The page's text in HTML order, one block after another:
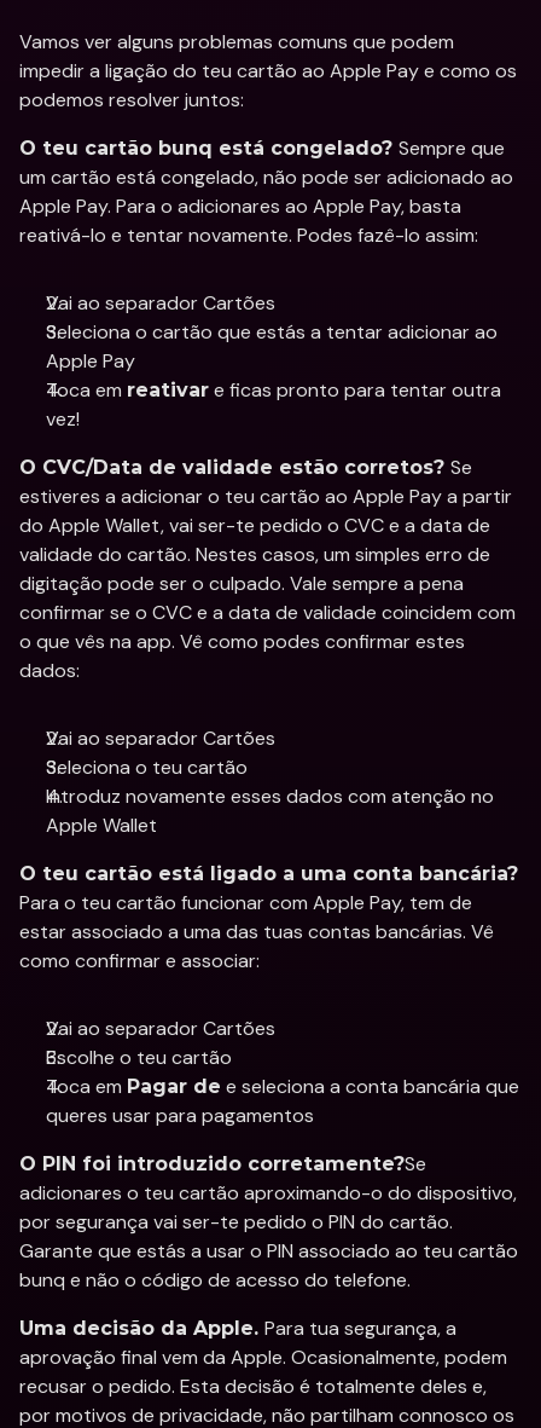
Vamos ver alguns problemas comuns que podem
impedir a ligação do teu cartão ao Apple Pay e como os
podemos resolver juntos:
O teu cartão bunq está congelado? Sempre que
um cartão está congelado, não pode ser adicionado ao
Apple Pay. Para o adicionares ao Apple Pay, basta
reativá-lo e tentar novamente. Podes fazê-lo assim:
Vai ao separador Cartões
Seleciona o cartão que estás a tentar adicionar ao
Apple Pay
Toca em reativar e ficas pronto para tentar outra
vez!
O CVC/Data de validade estão corretos? Se
estiveres a adicionar o teu cartão ao Apple Pay a partir
do Apple Wallet, vai ser-te pedido o CVC e a data de
validade do cartão. Nestes casos, um simples erro de
digitação pode ser o culpado. Vale sempre a pena
confirmar se o CVC e a data de validade coincidem com
o que vês na app. Vê como podes confirmar estes
dados:
Vai ao separador Cartões
Seleciona o teu cartão
Introduz novamente esses dados com atenção no
Apple Wallet
O teu cartão está ligado a uma conta bancária?
Para o teu cartão funcionar com Apple Pay, tem de
estar associado a uma das tuas contas bancárias. Vê
como confirmar e associar:
Vai ao separador Cartões
Escolhe o teu cartão
Toca em Pagar de e seleciona a conta bancária que
queres usar para pagamentos
O PIN foi introduzido corretamente?Se
adicionares o teu cartão aproximando-o do dispositivo,
por segurança vai ser-te pedido o PIN do cartão.
Garante que estás a usar o PIN associado ao teu cartão
bunq e não o código de acesso do telefone.
Uma decisão da Apple. Para tua segurança, a
aprovação final vem da Apple. Ocasionalmente, podem
recusar o pedido. Esta decisão é totalmente deles e,
por motivos de privacidade, não partilham connosco os